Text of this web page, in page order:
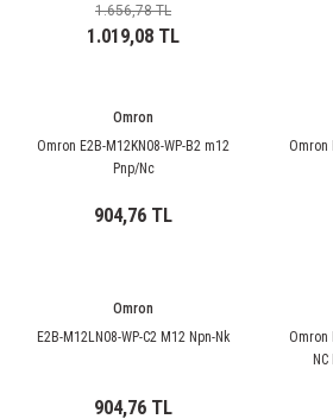
1.656,78 TL
1.019,08 TL
Omron
Omron E2B-M12KN08-WP-B2 m12
Pnp/Nc
904,76 TL
Omron
Omron
E2B-M12LN08-WP-C2 M12 Npn-Nk
904,76 TL
Omron